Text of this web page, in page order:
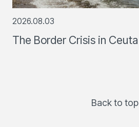
2026.08.03
The Border Crisis in Ceuta
Back to top